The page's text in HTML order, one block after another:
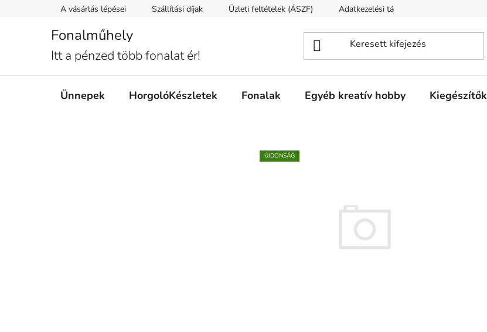
A vásárlás lépései Szállítási díjak Üzleti feltételek (ÁSZF) Adatkezelési tájékoztató
Fonalműhely
Itt a pénzed több fonalat ér!
Ünnepek HorgolóKészletek Fonalak Egyéb kreatív hobby Kiegészítők
ÚJDONSÁG